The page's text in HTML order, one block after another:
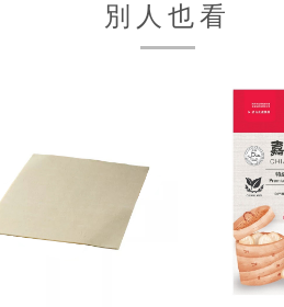
別人也看